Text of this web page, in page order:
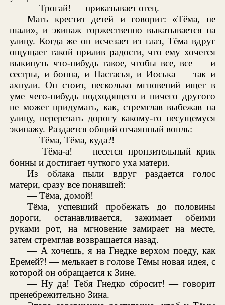
— Трогай! — приказывает отец.
Мать крестит детей и говорит: «Тёма, не
шали», и экипаж торжественно выкатывается на
улицу. Когда же он исчезает из глаз, Тёма вдруг
ощущает такой прилив радости, что ему хочется
выкинуть что-нибудь такое, чтобы все, все — и
сестры, и бонна, и Настасья, и Иоська — так и
ахнули. Он стоит, несколько мгновений ищет в
уме чего-нибудь подходящего и ничего другого
не может придумать, как, стремглав выбежав на
улицу, перерезать дорогу какому-то несущемуся
экипажу. Раздается общий отчаянный вопль:
— Тёма, Тёма, куда?!
— Тёма-а! — несется пронзительный крик
бонны и достигает чуткого уха матери.
Из облака пыли вдруг раздается голос
матери, сразу все понявшей:
— Тёма, домой!
Тёма, успевший пробежать до половины
дороги, останавливается, зажимает обеими
руками рот, на мгновение замирает на месте,
затем стремглав возвращается назад.
— А хочешь, я на Гнедке верхом поеду, как
Еремей?! — мелькает в голове Тёмы новая идея, с
которой он обращается к Зине.
— Ну да! Тебя Гнедко сбросит! — говорит
пренебрежительно Зина.